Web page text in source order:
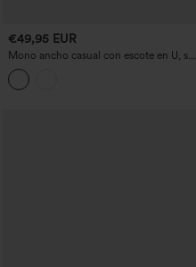
€49,95 EUR
Mono ancho casual con escote en U, sin
mangas, con cordón, tejido jaspeado y
bolsillos — facilísimo